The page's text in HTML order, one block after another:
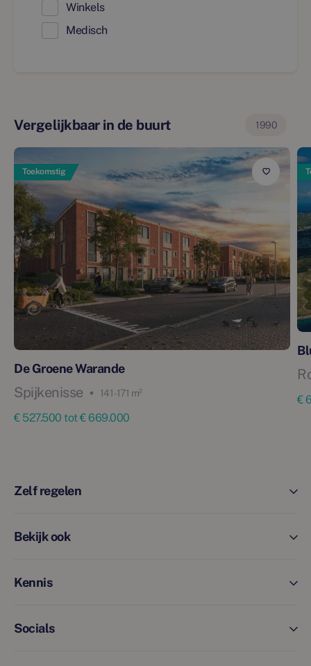
Winkels
Medisch
Vergelijkbaar in de buurt 1990
Toekomstig
De Groene Warande
Spijkenisse 141 - 171 m²
€ 527.500 tot € 669.000
€
Zelf regelen
Bekijk ook
Kennis
Socials